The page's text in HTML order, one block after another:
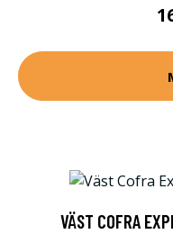
VÄST COFRA